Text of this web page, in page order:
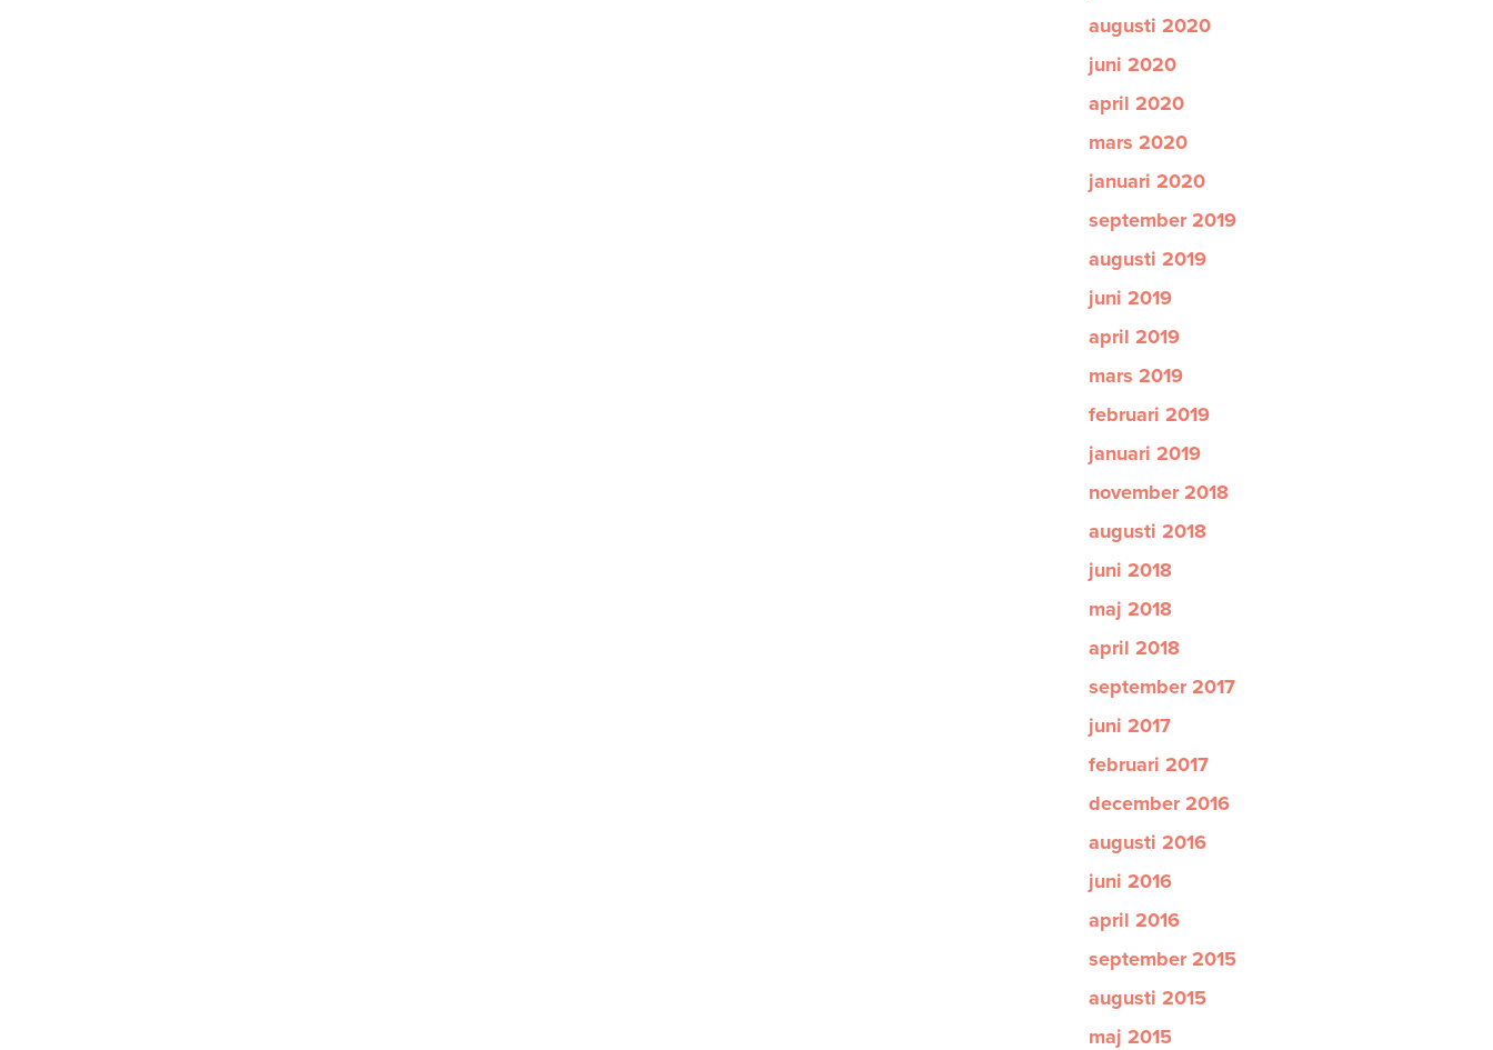
augusti 2020
juni 2020
april 2020
mars 2020
januari 2020
september 2019
augusti 2019
juni 2019
april 2019
mars 2019
februari 2019
januari 2019
november 2018
augusti 2018
juni 2018
maj 2018
april 2018
september 2017
juni 2017
februari 2017
december 2016
augusti 2016
juni 2016
april 2016
september 2015
augusti 2015
maj 2015